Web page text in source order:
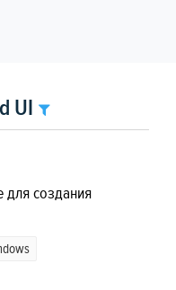
UI
для создания